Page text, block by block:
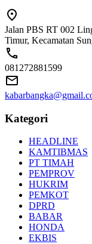
Jalan PBS RT 002
Timur, Kecamatan
081272881599
Kategori
HEADLINE
KAMTIBMAS
PT TIMAH
PEMPROV
HUKRIM
PEMKOT
DPRD
BABAR
HONDA
EKBIS